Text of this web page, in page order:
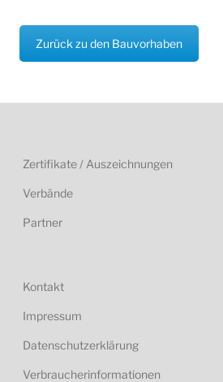
Zurück zu den Bauvorhaben
Zertifikate / Auszeichnungen
Verbände
Partner
Kontakt
Impressum
Datenschutzerklärung
Verbraucherinformationen